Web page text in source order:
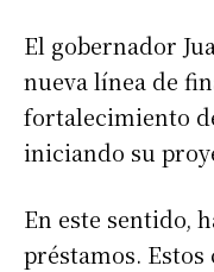
El gobernador
nueva línea de
fortalecimiento
iniciando su
En este sentido,
préstamos.